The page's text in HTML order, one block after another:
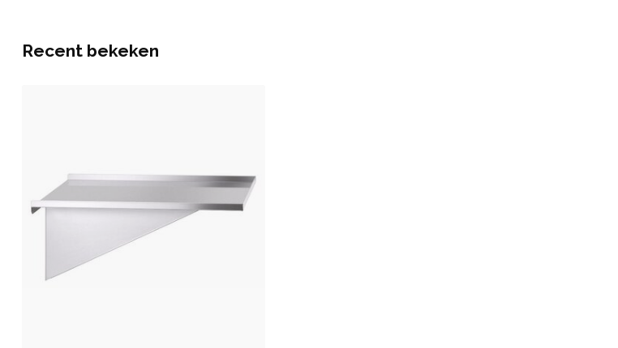
Recent bekeken